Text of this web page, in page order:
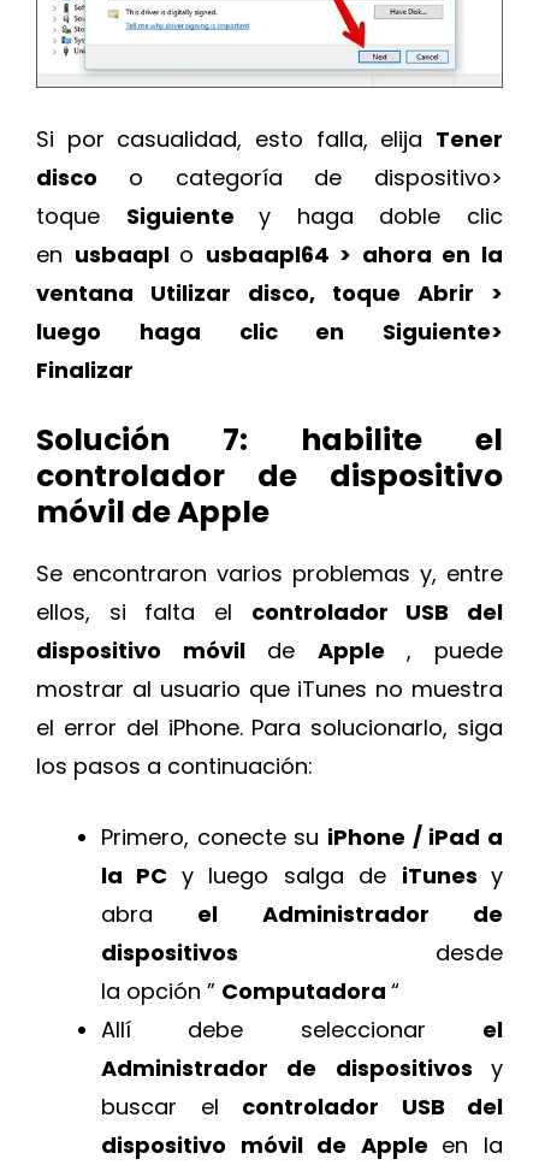
Si por casualidad, esto falla, elija Tener
disco o categoría de dispositivo>
toque Siguientey haga doble clic
en usbaapl o usbaapl64 > ahora en la
ventana Utilizar disco, toque Abrir >
luego haga clic en Siguiente>
Finalizar
Solución 7: habilite el
controlador de dispositivo
móvil de Apple
Se encontraron varios problemas y, entre
ellos, si falta el controlador USB del
dispositivo móvil de Apple , puede
mostrar al usuario que iTunes no muestra
el error del iPhone. Para solucionarlo, siga
los pasos a continuación:
Primero, conecte su iPhone / iPad a
la PC y luego salga de iTunesy
abra el Administrador de
dispositivos desde
la opción ” Computadora “
Allí debe seleccionar el
Administrador de dispositivos y
buscar el controlador USB del
dispositivo móvil de Apple en la